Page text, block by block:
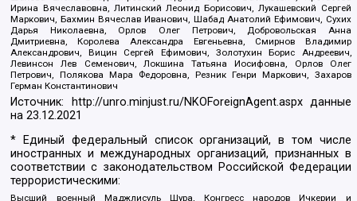
Ирина Вячеславовна, Литинский Леонид Борисович, Лукашевский Сергей
Маркович, Бахмин Вячеслав Иванович, Шабад Анатолий Ефимович, Сухих
Дарья Николаевна, Орлов Олег Петрович, Добровольская Анна
Дмитриевна, Королева Александра Евгеньевна, Смирнов Владимир
Александрович, Вицин Сергей Ефимович, Золотухин Борис Андреевич,
Левинсон Лев Семенович, Локшина Татьяна Иосифовна, Орлов Олег
Петрович, Полякова Мара Федоровна, Резник Генри Маркович, Захаров
Герман Константинович
Источник: http://unro.minjust.ru/NKOForeignAgent.aspxданные
на23.12.2021
* Единый федеральный список организаций, в том числе
иностранных и международных организаций, признанных в
соответствии с законодательством Российской Федерации
террористическими:
Высший военный Маджлисуль Шура, Конгресс народов Ичкерии и